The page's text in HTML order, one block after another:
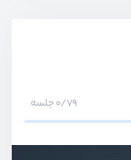
0/79 جلسه